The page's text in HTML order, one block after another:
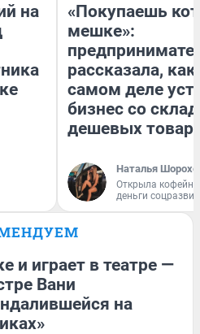
на
«Покупаешь
мешке»:
рассказала, как
самом деле
бизнес со
дешевых
Наталья
Открыла
деньги
и играет в театре —
Вани
на